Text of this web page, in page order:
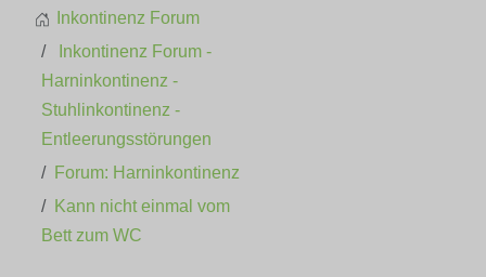
Inkontinenz Forum
Inkontinenz Forum -
Harninkontinenz -
Stuhlinkontinenz -
Entleerungsstörungen
Forum: Harninkontinenz
Kann nicht einmal vom
Bett zum WC